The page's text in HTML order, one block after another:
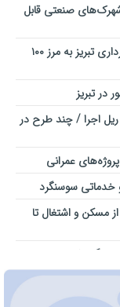
صنعتی قابل
تولید کارخانجات آسفالت سازمان عمران شهرداری تبریز به مرز ۱۰۰
تبریز
ریل اجرا / چند طرح در
عمرانی
خدماتی سوسنگرد
مسکن و اشتغال تا
زندگی شهروندان است
ساماندهی می شود